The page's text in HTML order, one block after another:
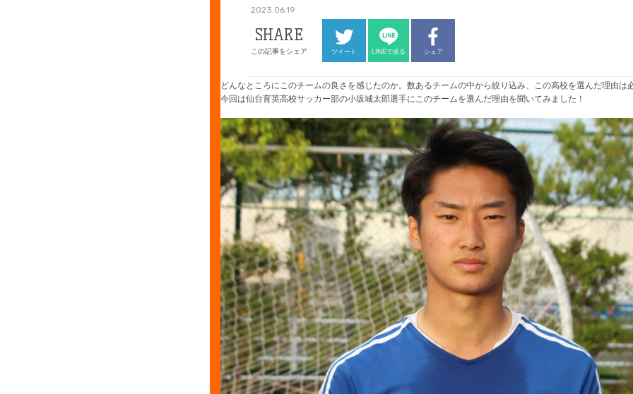
2023.06.19
SHARE
この記事をシェア ツイート LINEで送る シェア
どんなところにこのチームの良さを感じたのか。数あるチームの中から絞り込み、この高校を選んだ理由は
今回は仙台育英高校サッカー部の小坂城太郎選手にこのチームを選んだ理由を聞いてみました！